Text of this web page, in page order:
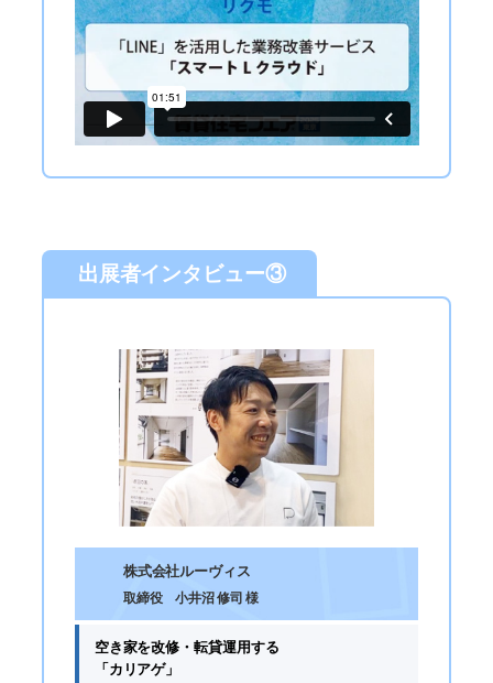
出展者インタビュー③
株式会社ルーヴィス
取締役 小井沼 修司 様
空き家を改修・転貸運用する
「カリアゲ」